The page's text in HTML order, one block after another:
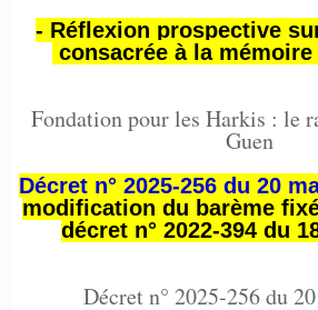
- Réflexion prospective
consacrée à la
Fondation pour les Harkis : le
Guen
Décret n° 2025-256 du 20
modification du barème
décret n° 2022-394 du
Décret n° 2025-256 du